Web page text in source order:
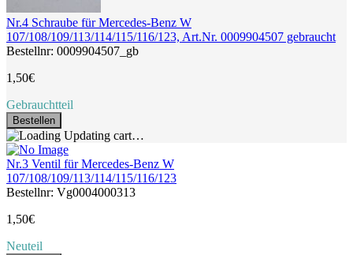
Nr.4 Schraube für Mercedes-Benz W
107/108/109/113/114/115/116/123, Art.Nr. 0009904507 gebraucht
Bestellnr: 0009904507_gb
1,50€
Gebrauchtteil
Bestellen
Updating cart…
Nr.3 Ventil für Mercedes-Benz W
107/108/109/113/114/115/116/123
Bestellnr: Vg0004000313
1,50€
Neuteil